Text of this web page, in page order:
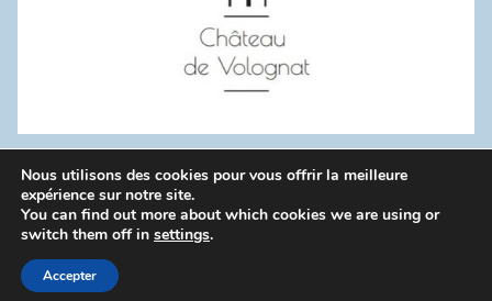
WordPress Theme: Donovan by ThemeZee.
Politique de confidentialité
Nous utilisons des cookies pour vous offrir la meilleure
expérience sur notre site.
You can find out more about which cookies we are using or
switch them off in settings.
Accepter